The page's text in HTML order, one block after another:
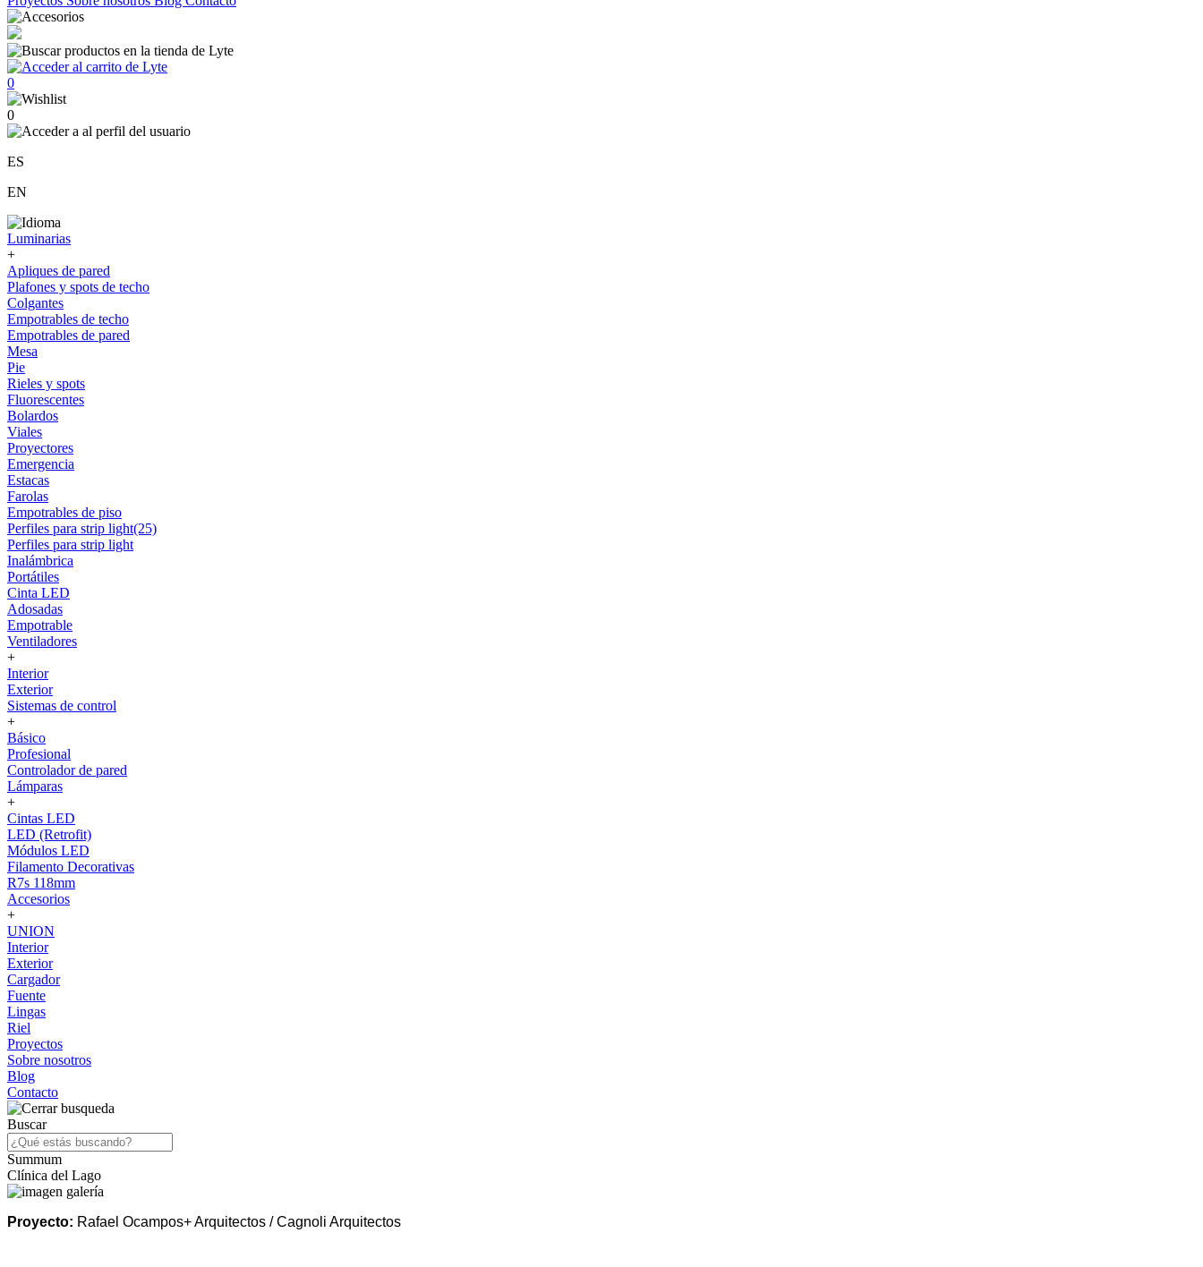
0
0
ES
EN
Luminarias
+
Apliques de pared
Plafones y spots de techo
Colgantes
Empotrables de techo
Empotrables de pared
Mesa
Pie
Rieles y spots
Fluorescentes
Bolardos
Viales
Proyectores
Emergencia
Estacas
Farolas
Empotrables de piso
Perfiles para strip light(25)
Perfiles para strip light
Inalámbrica
Portátiles
Cinta LED
Adosadas
Empotrable
Ventiladores
+
Interior
Exterior
Sistemas de control
+
Básico
Profesional
Controlador de pared
Lámparas
+
Cintas LED
LED (Retrofit)
Módulos LED
Filamento Decorativas
R7s 118mm
Accesorios
+
UNION
Interior
Exterior
Cargador
Fuente
Lingas
Riel
Proyectos
Sobre nosotros
Blog
Contacto
Buscar
Summum
Clínica del Lago
Proyecto: Rafael Ocampos+ Arquitectos / Cagnoli Arquitectos